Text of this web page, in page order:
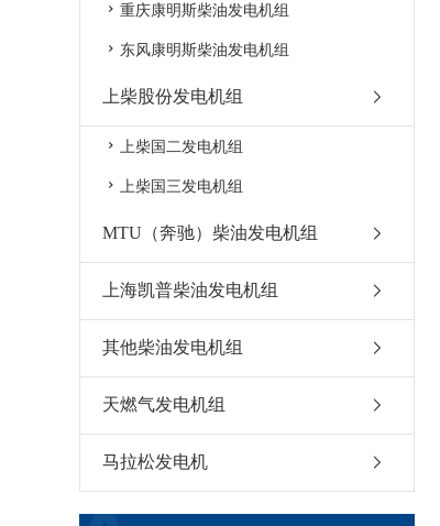
重庆康明斯柴油发电机组
东风康明斯柴油发电机组
上柴股份发电机组
上柴国二发电机组
上柴国三发电机组
MTU（奔驰）柴油发电机组
上海凯普柴油发电机组
其他柴油发电机组
天燃气发电机组
马拉松发电机